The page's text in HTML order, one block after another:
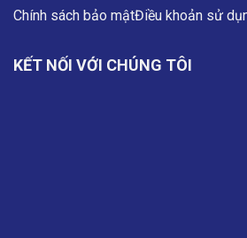
Chính sách bảo mậtĐiều khoản sử
KẾT NỐI VỚI CHÚNG TÔI